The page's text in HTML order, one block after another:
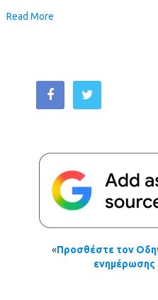
Read More
«Προσθέστε τον
ενημέρωσης